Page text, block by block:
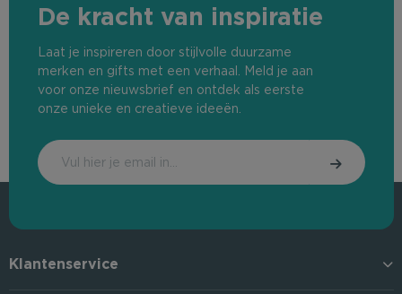
De kracht van inspiratie
Laat je inspireren door stijlvolle duurzame
merken en gifts met een verhaal. Meld je aan
voor onze nieuwsbrief en ontdek als eerste
onze unieke en creatieve ideeën.
Klantenservice